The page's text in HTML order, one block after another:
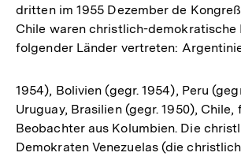
dritten im 1955 Dezember de
Chile waren christlich-demokratische
folgender Länder vertreten:
1954), Bolivien (gegr. 1954), Peru
Uruguay, Brasilien (gegr. 1950), Chile,
Beobachter aus Kolumbien. Die
Demokraten Venezuelas (die